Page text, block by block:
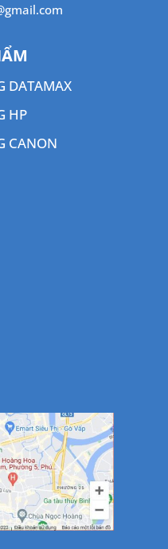
DATAMAX
HP
CANON